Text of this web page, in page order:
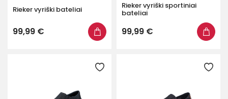
Plotis
Rieker vyriški bateliai
99,99 €
Rieker vyriški sportiniai
bateliai
99,99 €